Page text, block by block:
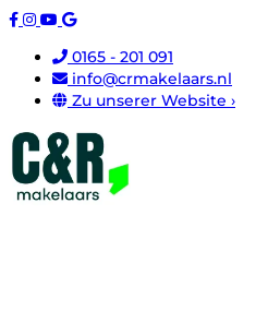
0165 - 201 091
info@crmakelaars.nl
Zu unserer Website ›